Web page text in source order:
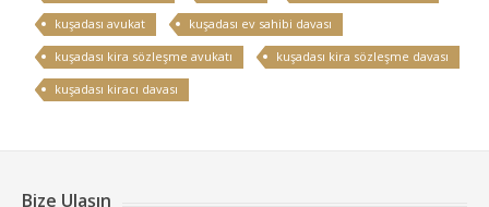
kuşadası avukat
kuşadası ev sahibi davası
kuşadası kira sözleşme avukatı
kuşadası kira sözleşme davası
kuşadası kiracı davası
Bize Ulaşın